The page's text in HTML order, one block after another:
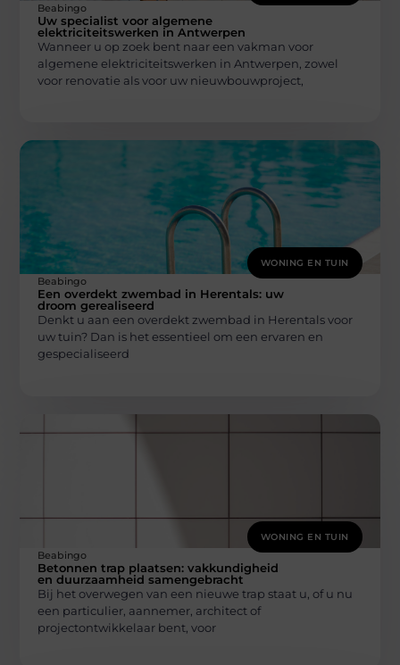
Beabingo
Uw specialist voor algemene
elektriciteitswerken in Antwerpen
Wanneer u op zoek bent naar een vakman voor
algemene elektriciteitswerken in Antwerpen, zowel
voor renovatie als voor uw nieuwbouwproject,
WONING EN TUIN
Beabingo
Een overdekt zwembad in Herentals: uw
droom gerealiseerd
Denkt u aan een overdekt zwembad in Herentals voor
uw tuin? Dan is het essentieel om een ervaren en
gespecialiseerd
WONING EN TUIN
Beabingo
Betonnen trap plaatsen: vakkundigheid
en duurzaamheid samengebracht
Bij het overwegen van een nieuwe trap staat u, of u nu
een particulier, aannemer, architect of
projectontwikkelaar bent, voor